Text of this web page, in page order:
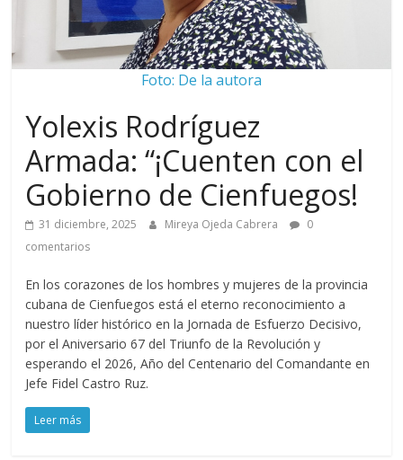
Foto: De la autora
Yolexis Rodríguez
Armada: “¡Cuenten con el
Gobierno de Cienfuegos!
31 diciembre, 2025 Mireya Ojeda Cabrera
0
comentarios
En los corazones de los hombres y mujeres de la provincia
cubana de Cienfuegos está el eterno reconocimiento a
nuestro líder histórico en la Jornada de Esfuerzo Decisivo,
por el Aniversario 67 del Triunfo de la Revolución y
esperando el 2026, Año del Centenario del Comandante en
Jefe Fidel Castro Ruz.
Leer más